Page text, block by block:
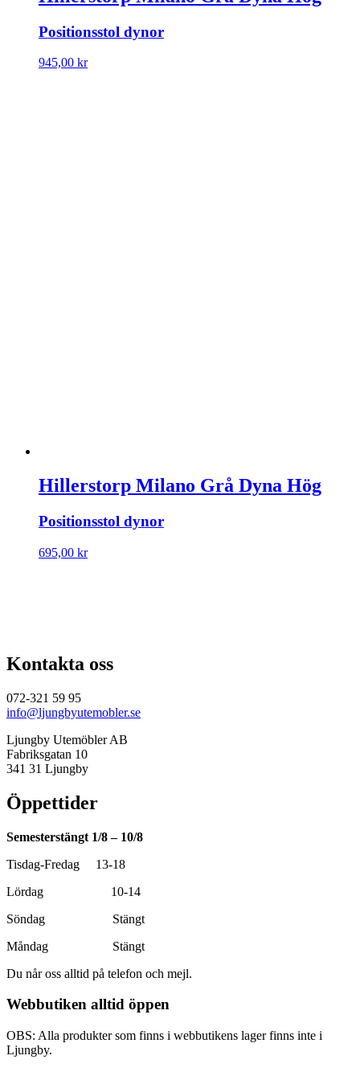
Positionsstol dynor
945,00 kr
Hillerstorp Milano Grå Dyna Hög
Positionsstol dynor
695,00 kr
Kontakta oss
072-321 59 95
info@ljungbyutemobler.se
Ljungby Utemöbler AB
Fabriksgatan 10
341 31 Ljungby
Öppettider
Semesterstängt 1/8 – 10/8
Tisdag-Fredag 13-18
Lördag 10-14
Söndag Stängt
Måndag Stängt
Du når oss alltid på telefon och mejl.
Webbutiken alltid öppen
OBS: Alla produkter som finns i webbutikens lager finns inte i
Ljungby.